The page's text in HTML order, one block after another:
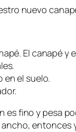
nuevo
El canapé y
en el suelo.
es fino y pesa
ancho,